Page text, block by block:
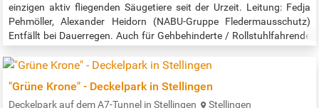
einzigen aktiv fliegenden Säugetiere seit der Urzeit. Leitung: Fedja
Pehmöller, Alexander Heidorn (NABU-Gruppe Fledermausschutz)
Entfällt bei Dauerregen. Auch für Gehbehinderte / Rollstuhlfahrende
Anmeldung unter:…
"Grüne Krone" - Deckelpark in Stellingen
Deckelpark auf dem A7-Tunnel in Stellingen
Stellingen